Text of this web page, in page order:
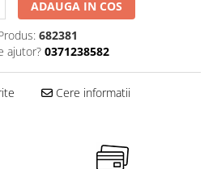
ADAUGA IN COS
682381
ajutor? 0371238582
Cere informatii